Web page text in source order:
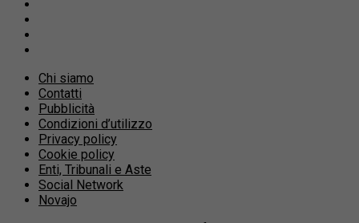
Chi siamo
Contatti
Pubblicità
Condizioni d’utilizzo
Privacy policy
Cookie policy
Enti, Tribunali e Aste
Social Network
Novajo